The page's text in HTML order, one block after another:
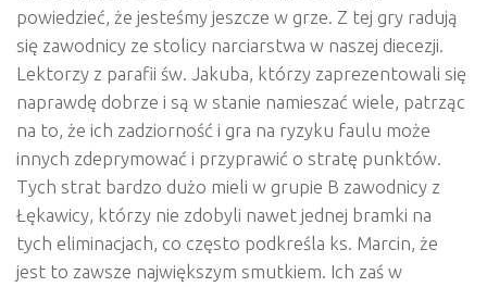
powiedzieć, że jesteśmy jeszcze w grze. Z tej gry radują
się zawodnicy ze stolicy narciarstwa w naszej diecezji.
Lektorzy z parafii św. Jakuba, którzy zaprezentowali się
naprawdę dobrze i są w stanie namieszać wiele, patrząc
na to, że ich zadziorność i gra na ryzyku faulu może
innych zdeprymować i przyprawić o stratę punktów.
Tych strat bardzo dużo mieli w grupie B zawodnicy z
Łękawicy, którzy nie zdobyli nawet jednej bramki na
tych eliminacjach, co często podkreśla ks. Marcin, że
jest to zawsze największym smutkiem. Ich zaś w